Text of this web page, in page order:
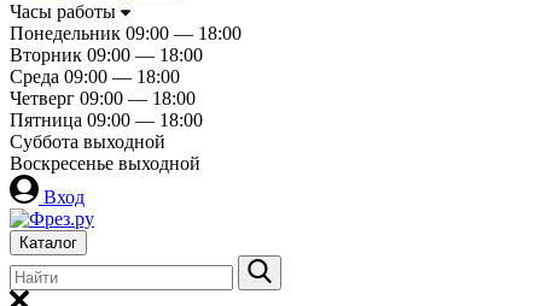
Часы работы
Понедельник 09:00 — 18:00
Вторник 09:00 — 18:00
Среда 09:00 — 18:00
Четверг 09:00 — 18:00
Пятница 09:00 — 18:00
Суббота выходной
Воскресенье выходной
Вход
Каталог